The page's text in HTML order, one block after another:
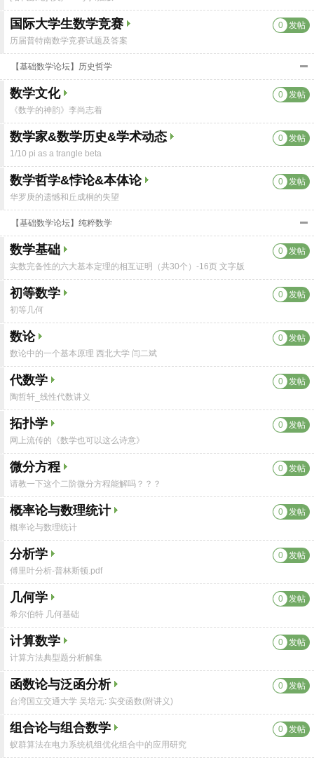
国际大学生数学竞赛 发帖
0
历届普特南数学竞赛试题及答案
【基础数学论坛】历史哲学
数学文化 发帖
0
《数学的神韵》李尚志着
数学家&数学历史&学术动态 发帖
0
1/10 pi as a trangle beta
数学哲学&悖论&本体论 发帖
0
华罗庚的遗憾和丘成桐的失望
【基础数学论坛】纯粹数学
数学基础 发帖
0
实数完备性的六大基本定理的相互证明（共30个）-16页 文字版
初等数学 发帖
0
初等几何
数论 发帖
0
数论中的一个基本原理 西北大学 闫二斌
代数学 发帖
0
陶哲轩_线性代数讲义
拓扑学 发帖
0
网上流传的《数学也可以这么诗意》
微分方程 发帖
0
请教一下这个二阶微分方程能解吗？？？
概率论与数理统计 发帖
0
概率论与数理统计
分析学 发帖
0
傅里叶分析-普林斯顿.pdf
几何学 发帖
0
希尔伯特 几何基础
计算数学 发帖
0
计算方法典型题分析解集
函数论与泛函分析 发帖
0
台湾国立交通大学 吴培元: 实变函数(附讲义)
组合论与组合数学 发帖
0
蚁群算法在电力系统机组优化组合中的应用研究